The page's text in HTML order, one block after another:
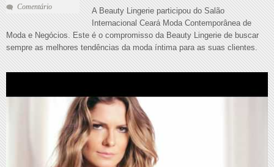
Comentário
A Beauty Lingerie participou do Salão
Internacional Ceará Moda Contemporânea de
Moda e Negócios. Este é o compromisso da Beauty Lingerie de buscar
sempre as melhores tendências da moda íntima para as suas clientes.